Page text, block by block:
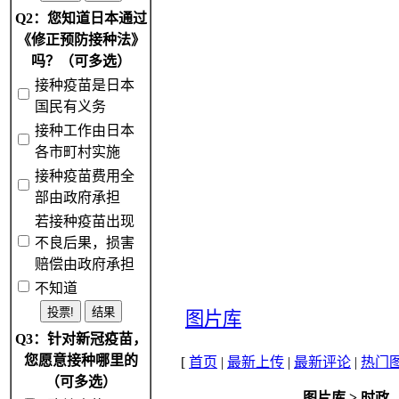
Q2：您知道日本通过
《修正预防接种法》
吗？（可多选）
接种疫苗是日本
国民有义务
接种工作由日本
各市町村实施
接种疫苗费用全
部由政府承担
若接种疫苗出现
不良后果，损害
赔偿由政府承担
不知道
Q3：针对新冠疫苗，
您愿意接种哪里的
（可多选）
图片库
[ 首页 | 最新上传 | 最新评论 | 热门